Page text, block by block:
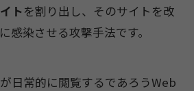
トを割り出し、そのサイトを改
感染させる攻撃手法です。
日常的に閲覧するであろうWeb